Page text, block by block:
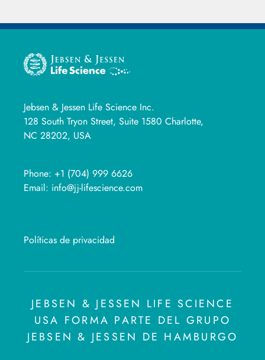
Jebsen & Jessen Life Science Inc.
128 South Tryon Street, Suite 1580 Charlotte,
NC 28202, USA
Phone: +1 (704) 999 6626
Email: info@jj-lifescience.com
Políticas de privacidad
JEBSEN & JESSEN LIFE SCIENCE
USA FORMA PARTE DEL GRUPO
JEBSEN & JESSEN DE HAMBURGO